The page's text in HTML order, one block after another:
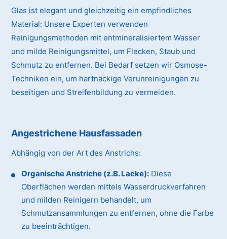
Glas ist elegant und gleichzeitig ein empfindliches
Material: Unsere Experten verwenden
Reinigungsmethoden mit entmineralisiertem Wasser
und milde Reinigungsmittel, um Flecken, Staub und
Schmutz zu entfernen. Bei Bedarf setzen wir Osmose-
Techniken ein, um hartnäckige Verunreinigungen zu
beseitigen und Streifenbildung zu vermeiden.
Angestrichene Hausfassaden
Abhängig von der Art des Anstrichs:
Organische Anstriche (z.B. Lacke): Diese
Oberflächen werden mittels Wasserdruckverfahren
und milden Reinigern behandelt, um
Schmutzansammlungen zu entfernen, ohne die Farbe
zu beeinträchtigen.